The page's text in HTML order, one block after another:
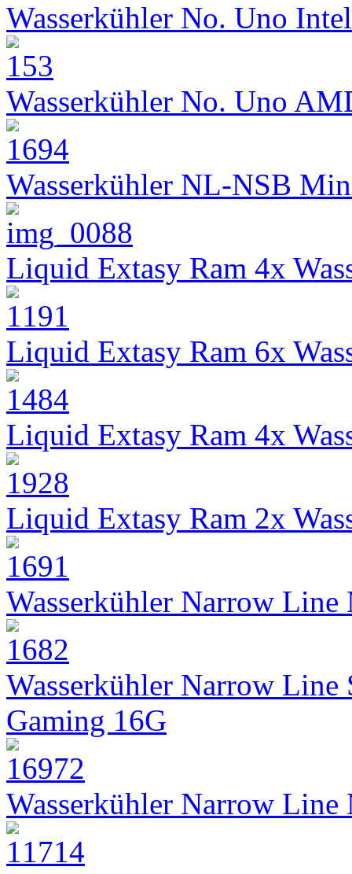
Wasserkühler No. Uno Intel
Wasserkühler No. Uno
Wasserkühler NL-NSB
Liquid Extasy Ram 4x
Liquid Extasy Ram 6x
Liquid Extasy Ram 4x
Liquid Extasy Ram 2x
Wasserkühler Narrow
Wasserkühler Narrow
Gaming 16G
Wasserkühler Narrow